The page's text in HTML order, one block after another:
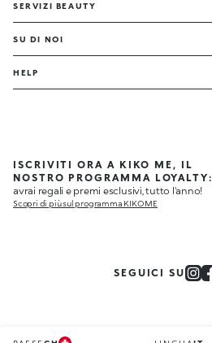
SERVIZI BEAUTY
SU DI NOI
HELP
ISCRIVITI ORA A KIKO ME, IL
NOSTRO PROGRAMMA LOYALTY:
avrai regali e premi esclusivi, tutto l'anno!
Scopri di più sul programma KIKO ME
SEGUICI SU